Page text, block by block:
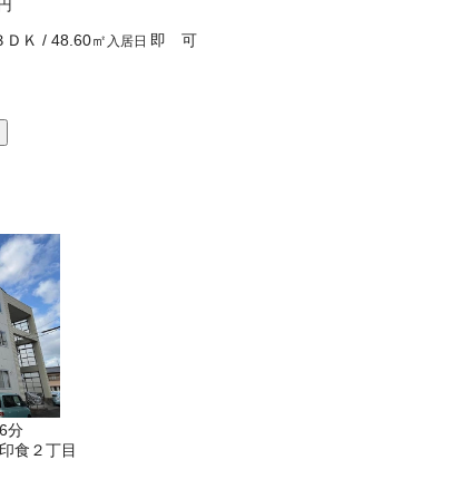
ＤＫ / 48.60㎡ 入居日 即 可
分
食２丁目